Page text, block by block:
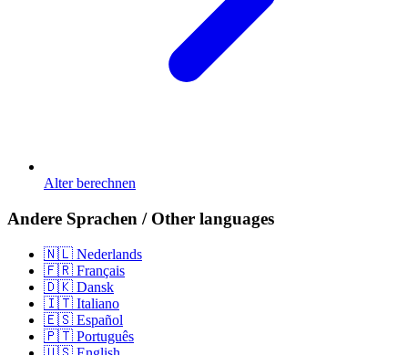
Alter berechnen
Andere Sprachen / Other languages
🇳🇱 Nederlands
🇫🇷 Français
🇩🇰 Dansk
🇮🇹 Italiano
🇪🇸 Español
🇵🇹 Português